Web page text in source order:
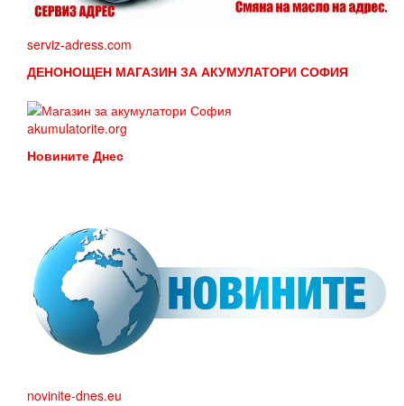
serviz-adress.com
ДЕНОНОЩЕН МАГАЗИН ЗА АКУМУЛАТОРИ СОФИЯ
akumulatorite.org
Новините Днес
novinite-dnes.eu